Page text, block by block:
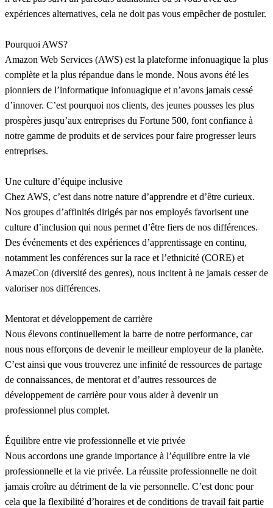
expériences alternatives, cela ne doit pas vous empêcher de postuler.
Pourquoi AWS?
Amazon Web Services (AWS) est la plateforme infonuagique la plus
complète et la plus répandue dans le monde. Nous avons été les
pionniers de l’informatique infonuagique et n’avons jamais cessé
d’innover. C’est pourquoi nos clients, des jeunes pousses les plus
prospères jusqu’aux entreprises du Fortune 500, font confiance à
notre gamme de produits et de services pour faire progresser leurs
entreprises.
Une culture d’équipe inclusive
Chez AWS, c’est dans notre nature d’apprendre et d’être curieux.
Nos groupes d’affinités dirigés par nos employés favorisent une
culture d’inclusion qui nous permet d’être fiers de nos différences.
Des événements et des expériences d’apprentissage en continu,
notamment les conférences sur la race et l’ethnicité (CORE) et
AmazeCon (diversité des genres), nous incitent à ne jamais cesser de
valoriser nos différences.
Mentorat et développement de carrière
Nous élevons continuellement la barre de notre performance, car
nous nous efforçons de devenir le meilleur employeur de la planète.
C’est ainsi que vous trouverez une infinité de ressources de partage
de connaissances, de mentorat et d’autres ressources de
développement de carrière pour vous aider à devenir un
professionnel plus complet.
Équilibre entre vie professionnelle et vie privée
Nous accordons une grande importance à l’équilibre entre la vie
professionnelle et la vie privée. La réussite professionnelle ne doit
jamais croître au détriment de la vie personnelle. C’est donc pour
cela que la flexibilité d’horaires et de conditions de travail fait partie